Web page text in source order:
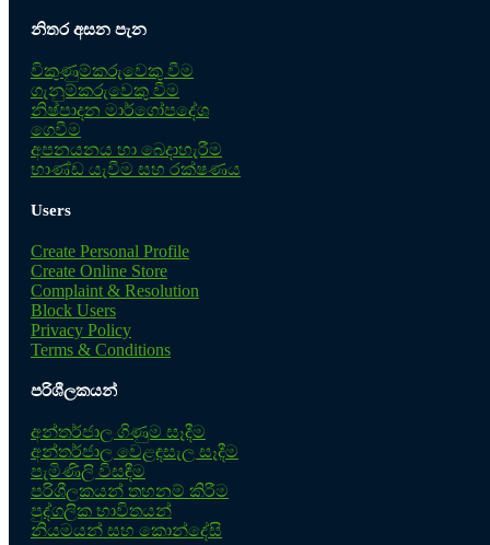
නිතර අසන පැන
විකුණුම්කරුවෙකු වීම
ගැනුම්කරුවෙකු වීම
නිෂ්පාදන මාර්ගෝපදේශ
ගෙවීම
අපනයනය හා බෙදාහැරීම
භාණ්ඩ යැවීම සහ රක්ෂණය
Users
Create Personal Profile
Create Online Store
Complaint & Resolution
Block Users
Privacy Policy
Terms & Conditions
පරිශීලකයන්
අන්තර්ජාල ගිණුම සෑදීම
අන්තර්ජාල වෙළඳසැල සෑදීම
පැමිණිලි විසඳීම
පරිශීලකයන් තහනම් කිරීම
පුද්ගලික භාවිතයන්
නියමයන් සහ කොන්දේසි